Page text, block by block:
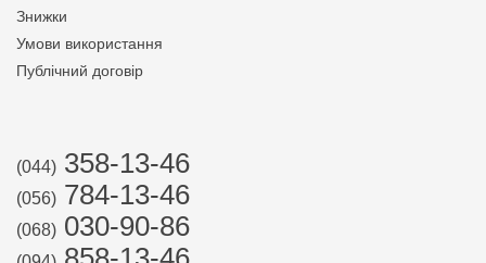
Знижки
Умови використання
Публічний договір
(044) 358-13-46
(056) 784-13-46
(068) 030-90-86